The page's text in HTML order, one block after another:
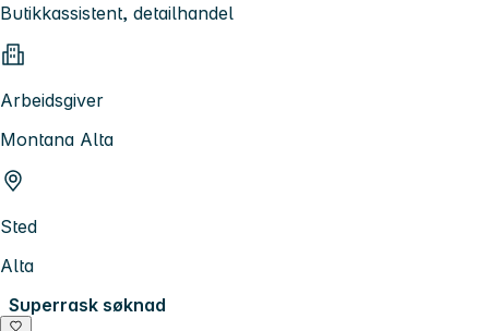
Butikkassistent, detailhandel
Arbeidsgiver
Montana Alta
Sted
Alta
Superrask søknad